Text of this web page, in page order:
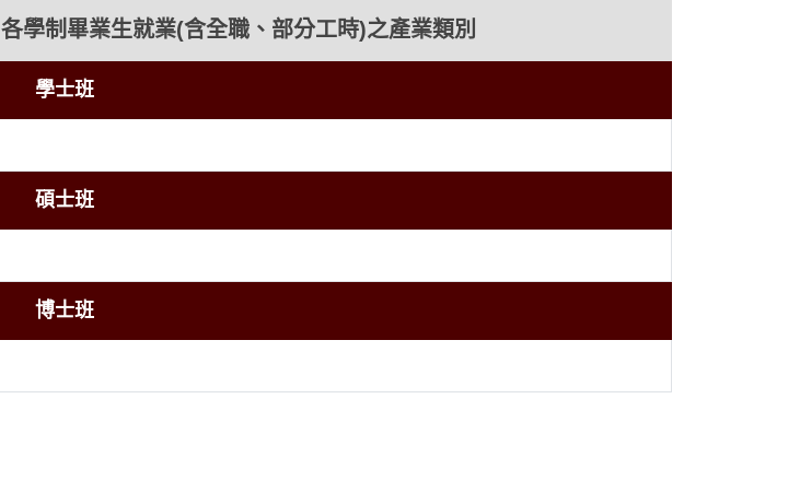
各學制畢業生就業(含全職、部分工時)之產業類別
學士班
碩士班
博士班